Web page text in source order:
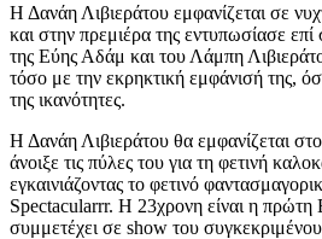
Η Δανάη Λιβιεράτου εμφανίζεται σε
και στην πρεμιέρα της εντυπωσίασε
της Εύης Αδάμ και του Λάμπη
τόσο με την εκρηκτική εμφάνισή της,
της ικανότητες.
Η Δανάη Λιβιεράτου θα εμφανίζεται
άνοιξε τις πύλες του για τη φετινή
εγκαινιάζοντας το φετινό
Spectacularrr. Η 23χρονη είναι η πρώτη
συμμετέχει σε show του